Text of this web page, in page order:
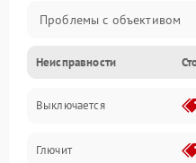
Проблемы с объективом
Электронные ошибки
Механические проблемы
Матрица и оптика
Неисправности
Выключается
Глючит